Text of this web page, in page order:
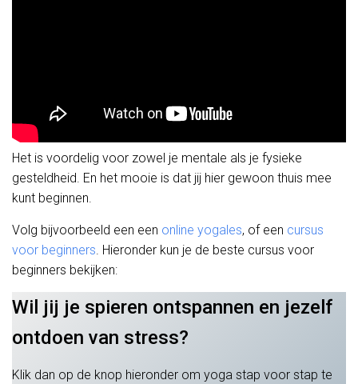
Het is voordelig voor zowel je mentale als je fysieke
gesteldheid. En het mooie is dat jij hier gewoon thuis mee
kunt beginnen.
Volg bijvoorbeeld een een online yogales, of een cursus
voor beginners. Hieronder kun je de beste cursus voor
beginners bekijken:
Wil jij je spieren ontspannen en jezelf
ontdoen van stress?
Klik dan op de knop hieronder om yoga stap voor stap te